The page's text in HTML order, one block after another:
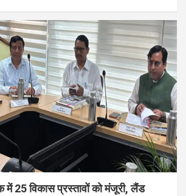
में 25 विकास प्रस्तावों को मंजूरी, लैंड